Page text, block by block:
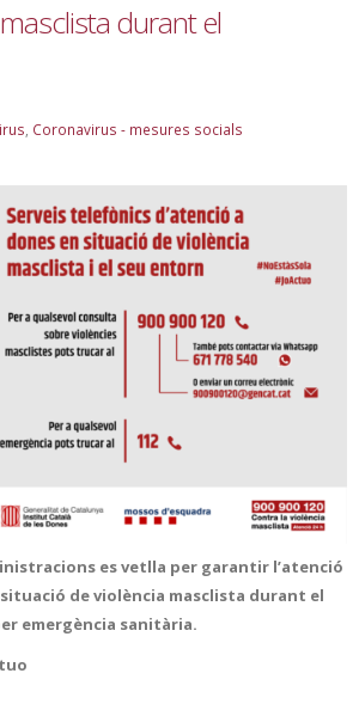
durant el
Coronavirus - mesures socials
es vetlla per garantir l’atenció
situació de violència masclista durant el
emergència sanitària.